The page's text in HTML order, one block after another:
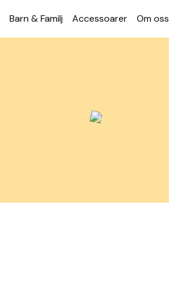
Barn & Familj Acces­soarer Om oss